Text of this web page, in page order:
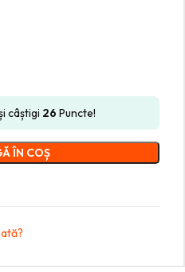
câștigi 26 Puncte!
ÎN COȘ